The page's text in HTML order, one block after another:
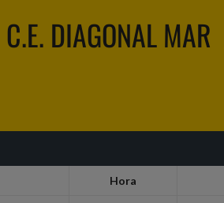
C.E. DIAGONAL MAR
Hora